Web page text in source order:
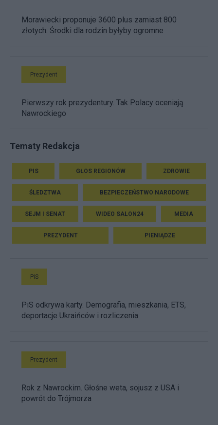
Morawiecki proponuje 3600 plus zamiast 800
złotych. Środki dla rodzin byłyby ogromne
Prezydent
Pierwszy rok prezydentury. Tak Polacy oceniają
Nawrockiego
Tematy Redakcja
PIS GŁOS REGIONÓW ZDROWIE
ŚLEDZTWA BEZPIECZEŃSTWO NARODOWE
SEJM I SENAT WIDEO SALON24 MEDIA
PREZYDENT PIENIĄDZE
PiS
PiS odkrywa karty. Demografia, mieszkania, ETS,
deportacje Ukraińców i rozliczenia
Prezydent
Rok z Nawrockim. Głośne weta, sojusz z USA i
powrót do Trójmorza